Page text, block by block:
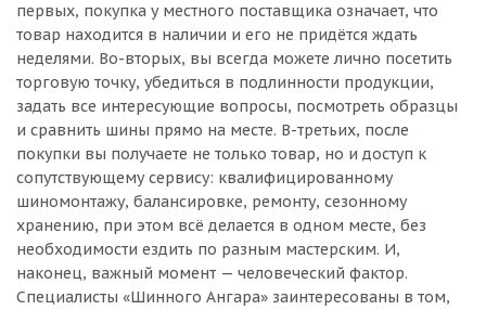
первых, покупка у местного поставщика означает, что
товар находится в наличии и его не придётся ждать
неделями. Во-вторых, вы всегда можете лично посетить
торговую точку, убедиться в подлинности продукции,
задать все интересующие вопросы, посмотреть образцы
и сравнить шины прямо на месте. В-третьих, после
покупки вы получаете не только товар, но и доступ к
сопутствующему сервису: квалифицированному
шиномонтажу, балансировке, ремонту, сезонному
хранению, при этом всё делается в одном месте, без
необходимости ездить по разным мастерским. И,
наконец, важный момент — человеческий фактор.
Специалисты «Шинного Ангара» заинтересованы в том,